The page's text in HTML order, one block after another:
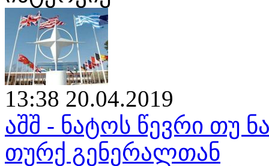
13:38 20.04.2019
აშშ - ნატოს წევრი თუ
თურქ გენერალთან